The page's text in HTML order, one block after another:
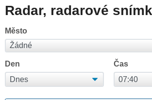
Radar, radarové
Město
Den Čas